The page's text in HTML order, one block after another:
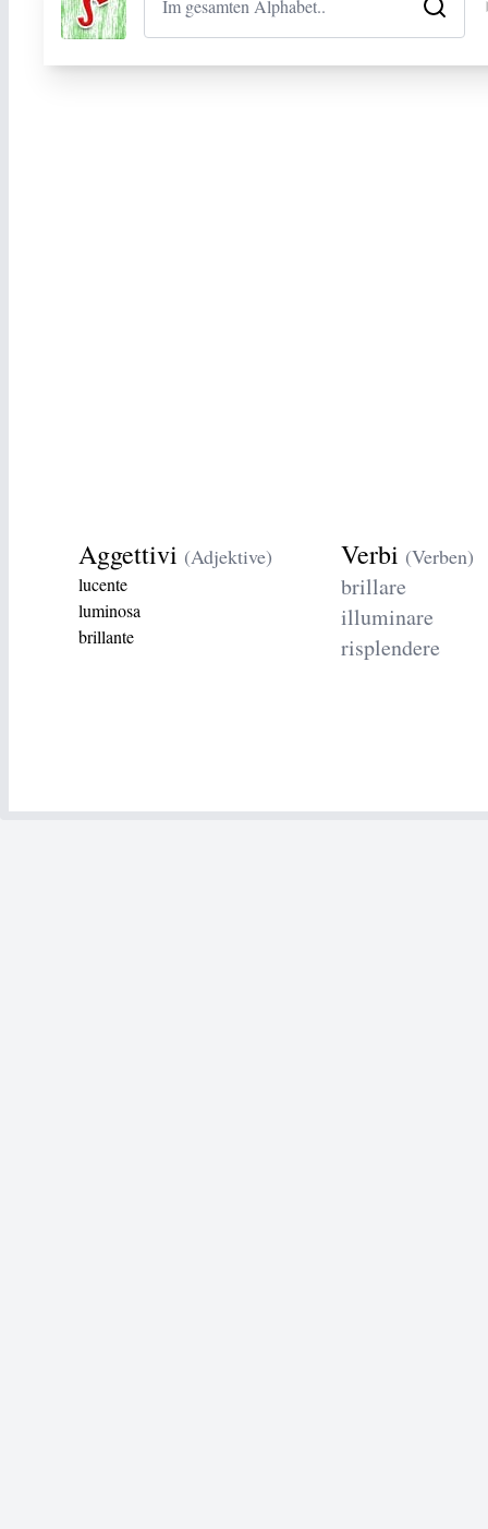
Aggettivi (Adjektive)
lucente
luminosa
brillante
Verbi (Verben)
brillare
illuminare
risplendere